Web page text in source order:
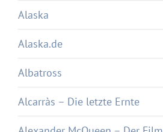
Alaska
Alaska.de
Albatross
Alcarràs – Die letzte Ernte